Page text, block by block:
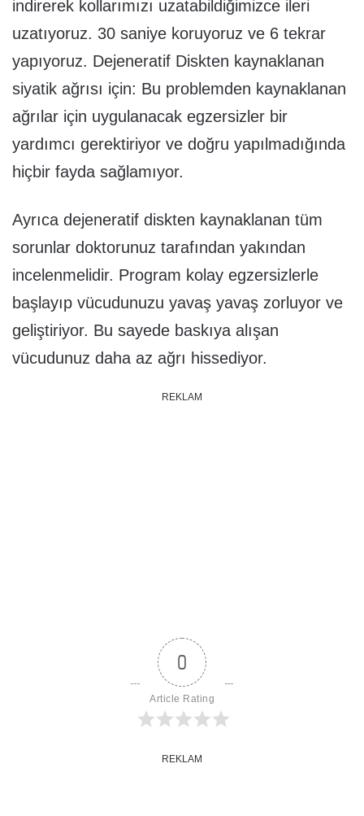
indirerek kollarımızı uzatabildiğimizce ileri
uzatıyoruz. 30 saniye koruyoruz ve 6 tekrar
yapıyoruz. Dejeneratif Diskten kaynaklanan
siyatik ağrısı için: Bu problemden kaynaklanan
ağrılar için uygulanacak egzersizler bir
yardımcı gerektiriyor ve doğru yapılmadığında
hiçbir fayda sağlamıyor.
Ayrıca dejeneratif diskten kaynaklanan tüm
sorunlar doktorunuz tarafından yakından
incelenmelidir. Program kolay egzersizlerle
başlayıp vücudunuzu yavaş yavaş zorluyor ve
geliştiriyor. Bu sayede baskıya alışan
vücudunuz daha az ağrı hissediyor.
REKLAM
0
Article Rating
REKLAM